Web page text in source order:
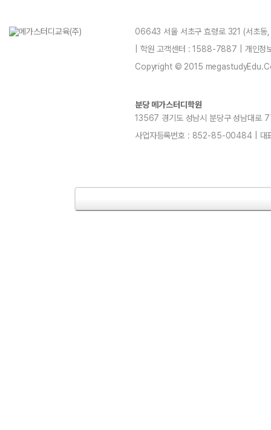
06643 서울 서초구 효령로 321 (서초
| 학원 고객센터 : 1588-7887 | 개인
Copyright © 2015
분당 메가스터디학원
13567 경기도 성남시 분당구 성남대
사업자등록번호 : 852-85-00484 | 대